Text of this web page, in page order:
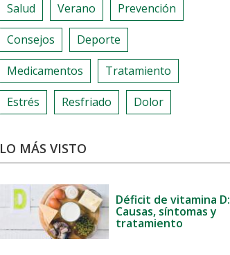
Salud Verano Prevención
Consejos Deporte
Medicamentos Tratamiento
Estrés Resfriado Dolor
LO MÁS VISTO
Déficit de vitamina D:
Causas, síntomas y
tratamiento